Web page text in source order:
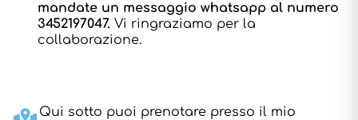
mandate un messaggio whatsapp al numero
3452197047. Vi ringraziamo per la
collaborazione.
Qui sotto puoi prenotare presso il mio